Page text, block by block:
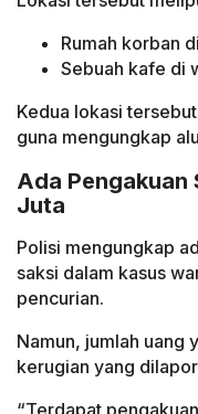
Rumah korban
Sebuah kafe di
Kedua lokasi
guna mengungkap
Ada Pengakuan
Juta
Polisi mengungkap
saksi dalam kasus
pencurian.
Namun, jumlah uang
kerugian yang